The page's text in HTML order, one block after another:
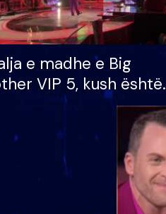
e madhe e Big
VIP 5, kush është
i parë që lë
humb mundësinë për
çmimin e madh